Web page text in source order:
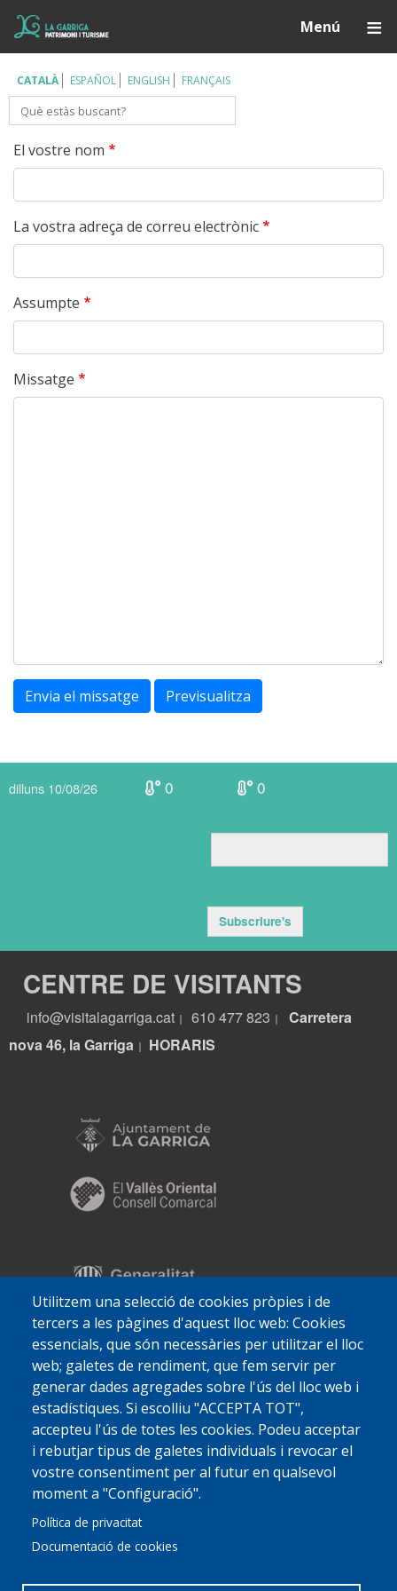
contingut
Menú
CATALÀ ESPAÑOL ENGLISH FRANÇAIS
Cerca
El vostre nom
La vostra adreça de correu electrònic
Assumpte
Missatge
Envia el missatge Previsualitza
Utilitzem una selecció de cookies pròpies i de
tercers a les pàgines d'aquest lloc web: Cookies
essencials, que són necessàries per utilitzar el lloc
web; galetes de rendiment, que fem servir per
generar dades agregades sobre l'ús del lloc web i
estadístiques. Si escolliu "ACCEPTA TOT",
accepteu l'ús de totes les cookies. Podeu acceptar
i rebutjar tipus de galetes individuals i revocar el
vostre consentiment per al futur en qualsevol
moment a "Configuració".
Política de privacitat
Documentació de cookies
dilluns 10/08/26 0 0
Subscriure's
CENTRE DE VISITANTS
info@visitalagarriga.cat 610 477 823
Carretera
nova 46, la Garriga
HORARIS